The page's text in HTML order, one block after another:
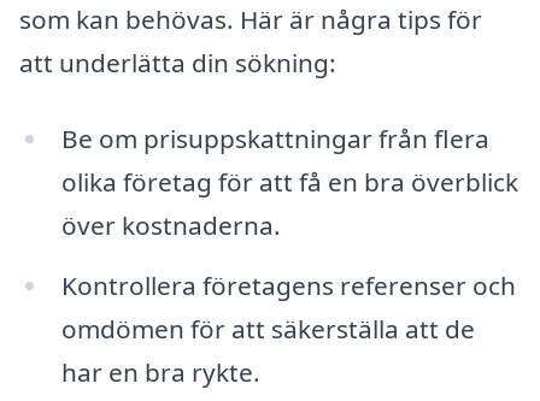
som kan behövas. Här är några tips för
att underlätta din sökning:
Be om prisuppskattningar från flera
olika företag för att få en bra överblick
över kostnaderna.
Kontrollera företagens referenser och
omdömen för att säkerställa att de
har en bra rykte.